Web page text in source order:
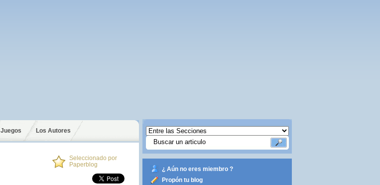
Juegos Los Autores
Seleccionado por
Paperblog
¿ Aún no eres miembro ?
Propón tu blog